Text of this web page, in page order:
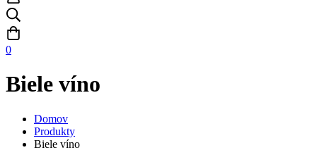
0
Biele víno
Domov
Produkty
Biele víno